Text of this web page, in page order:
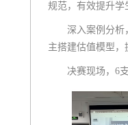
规范，有效提升学
深入案例分析
主搭建估值模型
决赛现场，6